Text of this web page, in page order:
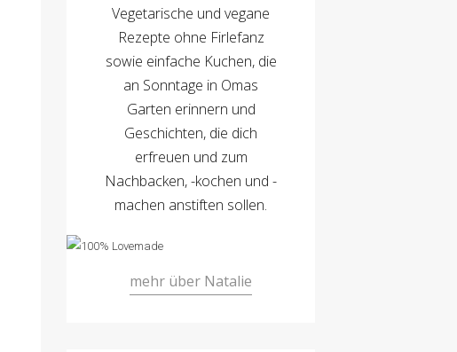
Vegetarische und vegane
Rezepte ohne Firlefanz
sowie einfache Kuchen, die
an Sonntage in Omas
Garten erinnern und
Geschichten, die dich
erfreuen und zum
Nachbacken, -kochen und -
machen anstiften sollen.
mehr über Natalie